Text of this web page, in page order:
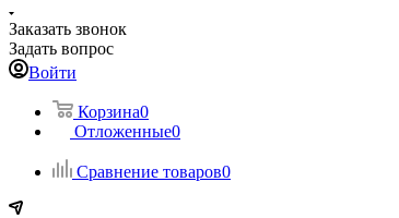
Заказать звонок
Задать вопрос
Войти
Корзина0
Отложенные0
Сравнение товаров0